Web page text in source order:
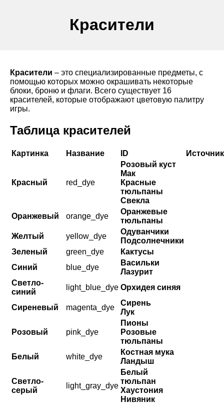
Красители
Красители – это специализированные предметы, с
помощью которых можно окрашивать некоторые
блоки, броню и флаги. Всего существует 16
красителей, которые отображают цветовую палитру
игры.
Таблица красителей
Картинка Название ID Источник
Красный red_dye
Розовый куст
Мак
Красные
тюльпаны
Свекла
Оранжевый
orange_dye
Оранжевые
тюльпаны
Желтый
yellow_dye
Одуванчики
Подсолнечники
Зеленый
green_dye
Кактусы
Синий
blue_dye
Васильки
Лазурит
Светло-
синий
light_blue_dye Орхидея синяя
Сиреневый magenta_dye
Сирень
Лук
Розовый pink_dye
Пионы
Розовые
тюльпаны
Белый
white_dye
Костная мука
Ландыш
Светло-
серый
light_gray_dye
Белый
тюльпан
Хаустония
Нивяник